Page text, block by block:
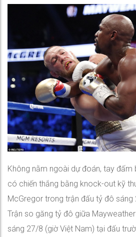
Không nằm ngoài dự đoán, tay
có chiến thắng bằng knock-out kỹ
McGregor trong trận đấu tỷ đô sáng
Trận so găng tỷ đô giữa
sáng 27/8 (giờ Việt Nam) tại đấu